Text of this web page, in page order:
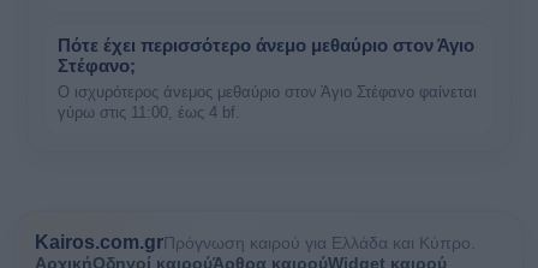
Πότε έχει περισσότερο άνεμο μεθαύριο στον Άγιο
Στέφανο;
Ο ισχυρότερος άνεμος μεθαύριο στον Άγιο Στέφανο φαίνεται
γύρω στις 11:00, έως 4 bf.
Kairos.com.grΠρόγνωση καιρού για Ελλάδα και Κύπρο.
ΑρχικήΟδηγοί καιρούΆρθρα καιρούWidget καιρού